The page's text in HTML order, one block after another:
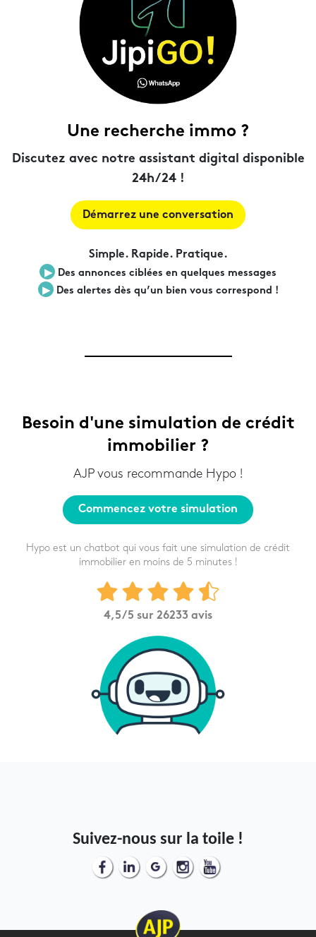
Une recherche immo ?
Discutez avec notre assistant digital disponible
24h/24 !
Démarrez une conversation
Simple. Rapide. Pratique.
▶︎
Des annonces ciblées en quelques messages
▶︎ Des alertes dès qu’un bien vous correspond !
Besoin d'une simulation de crédit
immobilier ?
AJP vous recommande Hypo !
Commencez votre simulation
Hypo est un chatbot qui vous fait une simulation de crédit
immobilier en moins de 5 minutes !
4,5/5 sur 26233 avis
Suivez-nous sur la toile !